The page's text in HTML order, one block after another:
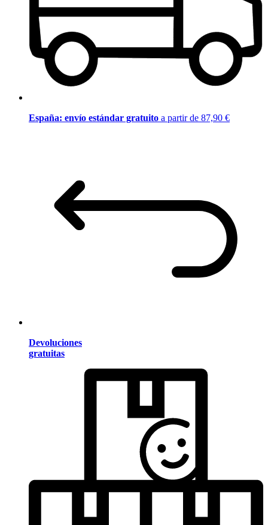
España: envío estándar gratuito a partir de 87,90 €
Devoluciones
gratuitas